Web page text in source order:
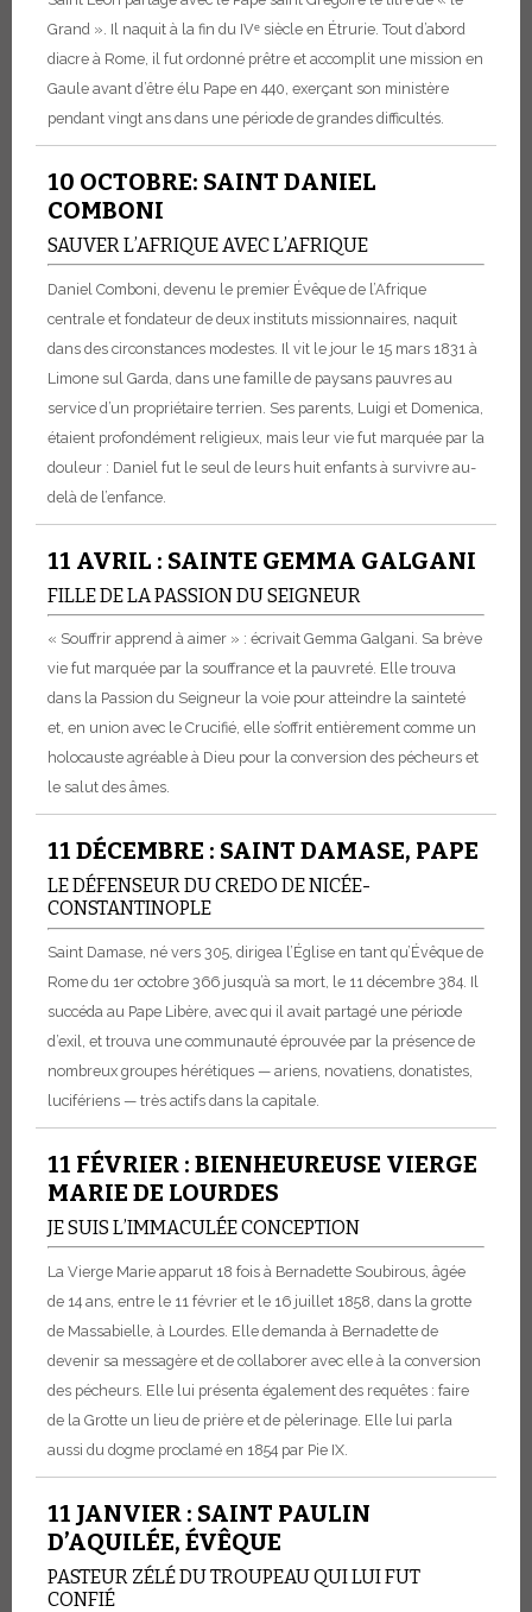
Grand ». Il naquit à la fin du IVᵉ siècle en Étrurie. Tout d’abord
diacre à Rome, il fut ordonné prêtre et accomplit une mission en
Gaule avant d’être élu Pape en 440, exerçant son ministère
pendant vingt ans dans une période de grandes difficultés.
10 OCTOBRE: SAINT DANIEL
COMBONI
SAUVER L’AFRIQUE AVEC L’AFRIQUE
Daniel Comboni, devenu le premier Évêque de l’Afrique
centrale et fondateur de deux instituts missionnaires, naquit
dans des circonstances modestes. Il vit le jour le 15 mars 1831 à
Limone sul Garda, dans une famille de paysans pauvres au
service d’un propriétaire terrien. Ses parents, Luigi et Domenica,
étaient profondément religieux, mais leur vie fut marquée par la
douleur : Daniel fut le seul de leurs huit enfants à survivre au-
delà de l’enfance.
11 AVRIL : SAINTE GEMMA GALGANI
FILLE DE LA PASSION DU SEIGNEUR
« Souffrir apprend à aimer » : écrivait Gemma Galgani. Sa brève
vie fut marquée par la souffrance et la pauvreté. Elle trouva
dans la Passion du Seigneur la voie pour atteindre la sainteté
et, en union avec le Crucifié, elle s’offrit entièrement comme un
holocauste agréable à Dieu pour la conversion des pécheurs et
le salut des âmes.
11 DÉCEMBRE : SAINT DAMASE, PAPE
LE DÉFENSEUR DU CREDO DE NICÉE-
CONSTANTINOPLE
Saint Damase, né vers 305, dirigea l’Église en tant qu’Évêque de
Rome du 1er octobre 366 jusqu’à sa mort, le 11 décembre 384. Il
succéda au Pape Libère, avec qui il avait partagé une période
d’exil, et trouva une communauté éprouvée par la présence de
nombreux groupes hérétiques — ariens, novatiens, donatistes,
lucifériens — très actifs dans la capitale.
11 FÉVRIER : BIENHEUREUSE VIERGE
MARIE DE LOURDES
JE SUIS L’IMMACULÉE CONCEPTION
La Vierge Marie apparut 18 fois à Bernadette Soubirous, âgée
de 14 ans, entre le 11 février et le 16 juillet 1858, dans la grotte
de Massabielle, à Lourdes. Elle demanda à Bernadette de
devenir sa messagère et de collaborer avec elle à la conversion
des pécheurs. Elle lui présenta également des requêtes : faire
de la Grotte un lieu de prière et de pèlerinage. Elle lui parla
aussi du dogme proclamé en 1854 par Pie IX.
11 JANVIER : SAINT PAULIN
D’AQUILÉE, ÉVÊQUE
PASTEUR ZÉLÉ DU TROUPEAU QUI LUI FUT
CONFIÉ